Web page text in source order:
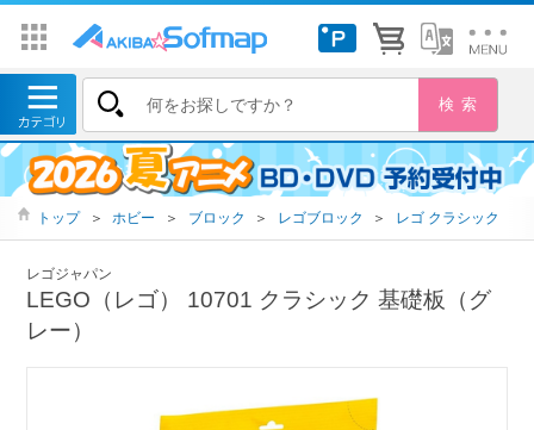
トップ ＞ ホビー ＞ ブロック ＞ レゴブロック ＞ レゴ クラシック
レゴジャパン
LEGO（レゴ） 10701 クラシック 基礎板（グ
レー）